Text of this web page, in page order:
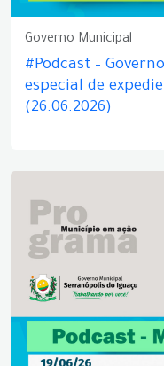
Governo Municipal
#Podcast –
especial de
(26.06.2026)